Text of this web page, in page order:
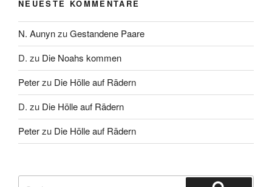
NEUESTE KOMMENTARE
N. AunynzuGestandene Paare
D. zu Die Noahs kommen
Peterzu Die Hölle auf Rädern
D. zu Die Hölle auf Rädern
Peterzu Die Hölle auf Rädern